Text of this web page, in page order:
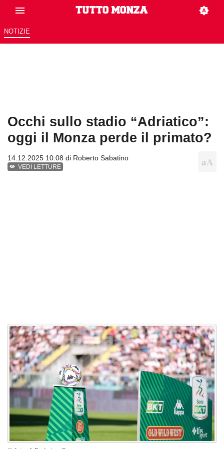
NOTIZIE
Occhi sullo stadio “Adriatico”:
oggi il Monza perde il primato?
14.12.2025 10:08 di Roberto Sabatino
VEDI LETTURE